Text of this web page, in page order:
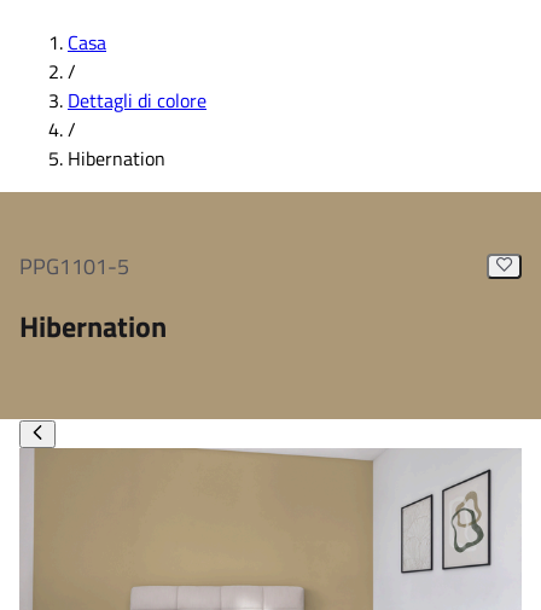
Casa
/
Dettagli di colore
/
Hibernation
PPG1101-5
Hibernation